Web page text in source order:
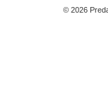
© 2026